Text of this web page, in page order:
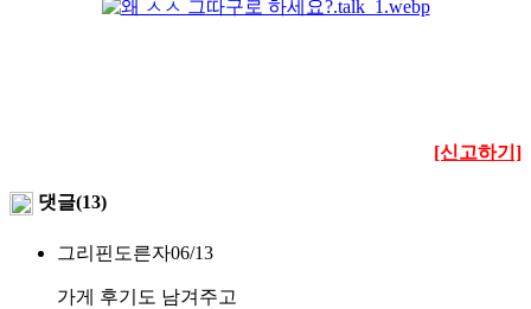
[신고하기]
댓글(13)
그리핀도른자06/13
가게 후기도 남겨주고